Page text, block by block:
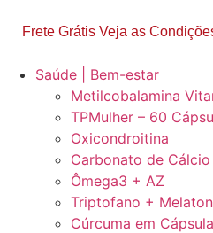
Frete Grátis Veja as
Saúde | Bem-estar
Metilcobalamina
TPMulher – 60
Oxicondroitina
Carbonato de Cálcio
Ômega3 + AZ
Triptofano +
Cúrcuma em